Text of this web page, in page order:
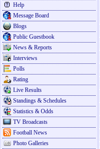
Help
Message Board
Blogs
Public Guestbook
News & Reports
Interviews
Polls
Rating
Live Results
Standings & Schedules
Statistics & Odds
TV Broadcasts
Football News
Photo Galleries